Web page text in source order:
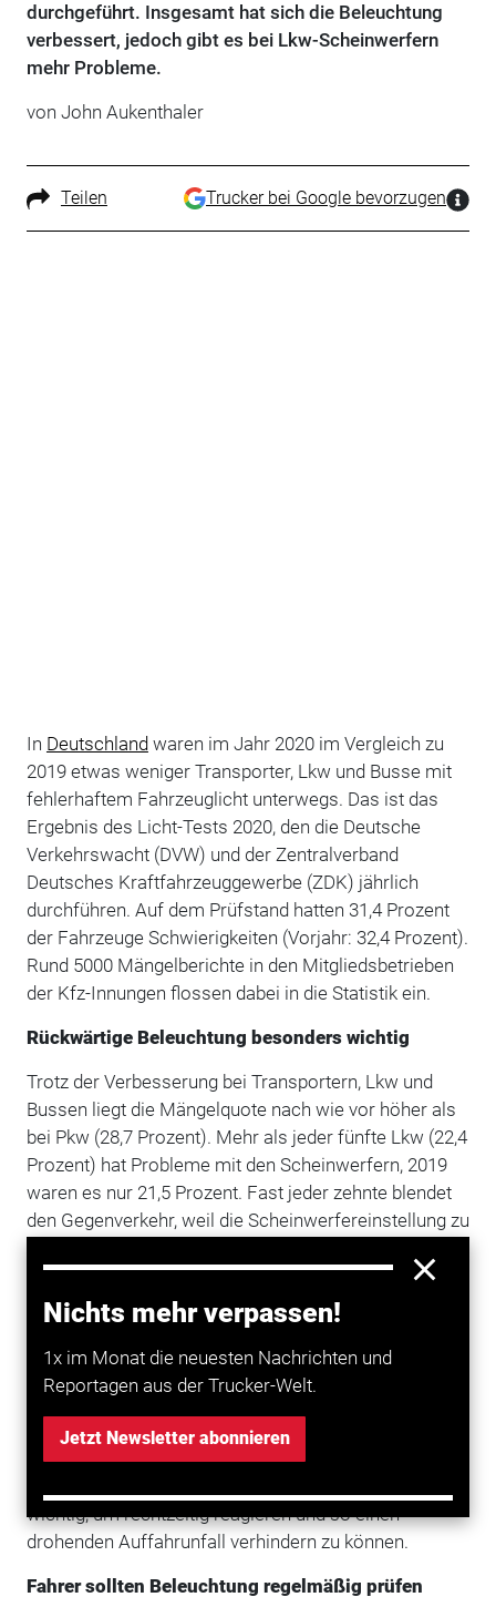
durchgeführt. Insgesamt hat sich die Beleuchtung
verbessert, jedoch gibt es bei Lkw-Scheinwerfern
mehr Probleme.
von John Aukenthaler
Teilen Trucker bei Google bevorzugen
Nichts mehr verpassen!
1x im Monat die neuesten Nachrichten und
Reportagen aus der Trucker-Welt.
Jetzt Newsletter abonnieren
In Deutschland waren im Jahr 2020 im Vergleich zu
2019 etwas weniger Transporter, Lkw und Busse mit
fehlerhaftem Fahrzeuglicht unterwegs. Das ist das
Ergebnis des Licht-Tests 2020, den die Deutsche
Verkehrswacht (DVW) und der Zentralverband
Deutsches Kraftfahrzeuggewerbe (ZDK) jährlich
durchführen. Auf dem Prüfstand hatten 31,4 Prozent
der Fahrzeuge Schwierigkeiten (Vorjahr: 32,4 Prozent).
Rund 5000 Mängelberichte in den Mitgliedsbetrieben
der Kfz-Innungen flossen dabei in die Statistik ein.
Rückwärtige Beleuchtung besonders wichtig
Trotz der Verbesserung bei Transportern, Lkw und
Bussen liegt die Mängelquote nach wie vor höher als
bei Pkw (28,7 Prozent). Mehr als jeder fünfte Lkw (22,4
Prozent) hat Probleme mit den Scheinwerfern, 2019
waren es nur 21,5 Prozent. Fast jeder zehnte blendet
den Gegenverkehr, weil die Scheinwerfereinstellung zu
Fahrzeuge war ein Hauptscheinwerfer ganz
ausgefallen. Erneut weniger Defekte gab es mit 9,9
Prozent bei der rückwärtigen Beleuchtung (2019: 10,4
Prozent). Bei 4,2 Prozent war das Bremslicht nicht in
Ordnung.
Da Lkw die Sicht für die nachfolgenden
Verkehrsteilnehmer einschränken, sind
wichtig, um rechtzeitig reagieren und so einen
drohenden Auffahrunfall verhindern zu können.
Fahrer sollten Beleuchtung regelmäßig prüfen